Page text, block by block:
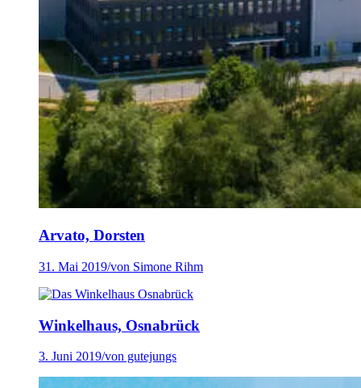
Arvato, Dorsten
31. Mai 2019/von Simone Rihm
Winkelhaus, Osnabrück
3. Juni 2019/von gutejungs